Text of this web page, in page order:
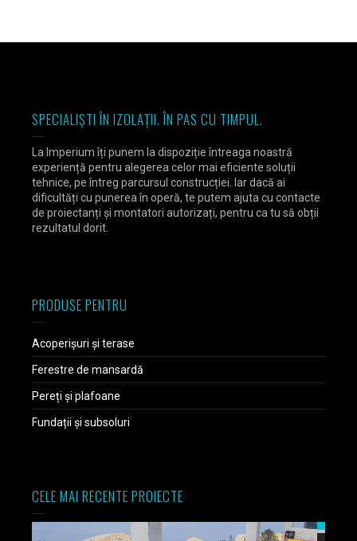
SPECIALIȘTI ÎN IZOLAȚII. ÎN PAS CU TIMPUL.
La Imperium îți punem la dispoziție întreaga noastră
experiență pentru alegerea celor mai eficiente soluții
tehnice, pe întreg parcursul construcției. Iar dacă ai
dificultăți cu punerea în operă, te putem ajuta cu contacte
de proiectanți și montatori autorizați, pentru ca tu să obții
rezultatul dorit.
PRODUSE PENTRU
Acoperișuri și terase
Ferestre de mansardă
Pereți și plafoane
Fundații și subsoluri
CELE MAI RECENTE PROIECTE